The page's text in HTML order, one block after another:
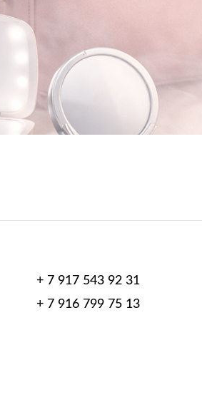
+ 7 917 543 92 31
+ 7 916 799 75 13